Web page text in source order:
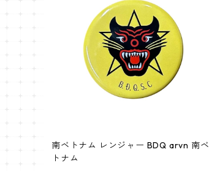
南ベトナム レンジャー BDQ arvn 南ベ
トナム